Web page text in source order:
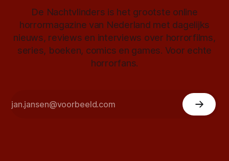
De Nachtvlinders is het grootste online
horrormagazine van Nederland met dagelijks
nieuws, reviews en interviews over horrorfilms,
series, boeken, comics en games. Voor echte
horrorfans.